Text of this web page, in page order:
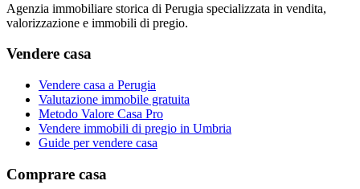
Agenzia immobiliare storica di Perugia specializzata in vendita,
valorizzazione e immobili di pregio.
Vendere casa
Vendere casa a Perugia
Valutazione immobile gratuita
Metodo Valore Casa Pro
Vendere immobili di pregio in Umbria
Guide per vendere casa
Comprare casa